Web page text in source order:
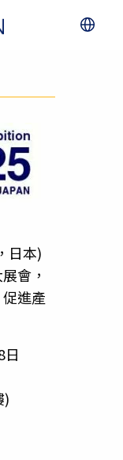
日本)
會，
進產
)